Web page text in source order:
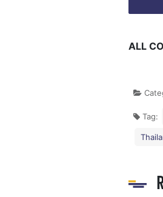
ALL
Tag: